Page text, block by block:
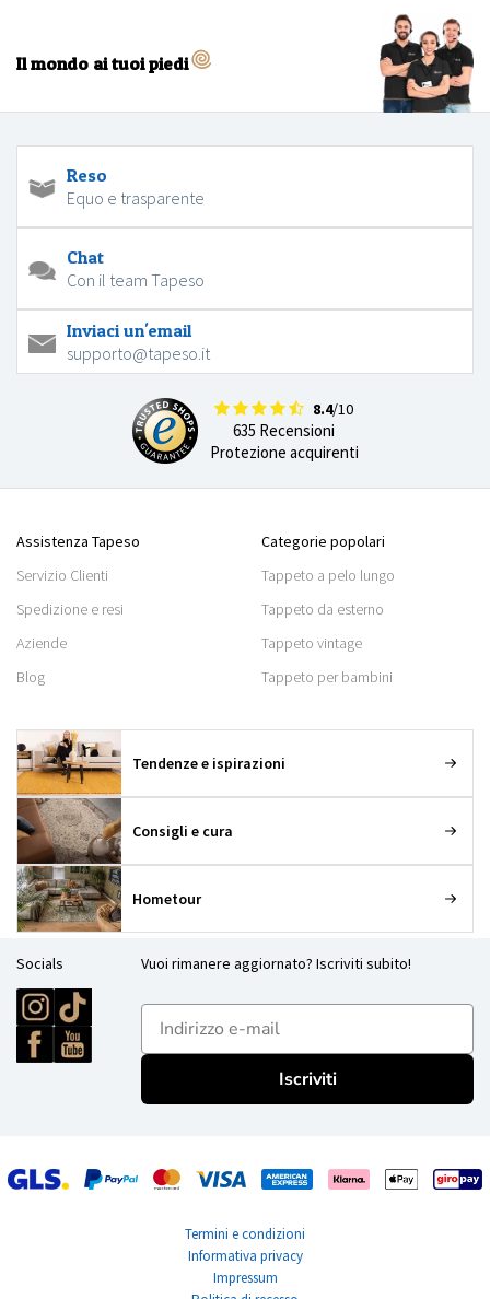
Il mondo ai tuoi piedi
Reso
Equo e trasparente
Chat
Con il team Tapeso
Inviaci un'email
supporto@tapeso.it
8.4/10
635 Recensioni
Protezione acquirenti
Assistenza Tapeso
Servizio Clienti
Spedizione e resi
Aziende
Blog
Categorie popolari
Tappeto a pelo lungo
Tappeto da esterno
Tappeto vintage
Tappeto per bambini
Tendenze e ispirazioni
Consigli e cura
Hometour
Socials Vuoi rimanere aggiornato? Iscriviti subito!
E-mailadres
Iscriviti
Termini e condizioni
Informativa privacy
Impressum